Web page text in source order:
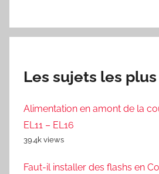
Les sujets les
Alimentation en amont de la
EL11 – EL16
39.4k views
Faut-il installer des flashs en